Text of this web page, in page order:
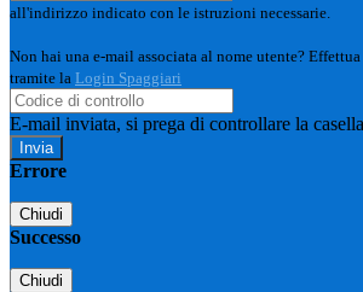
all'indirizzo indicato con le istruzioni necessarie.
Non hai una e-mail associata al nome utente?
tramite la Login Spaggiari
E-mail inviata, si prega di controllare la
Errore
Chiudi
Successo
Chiudi